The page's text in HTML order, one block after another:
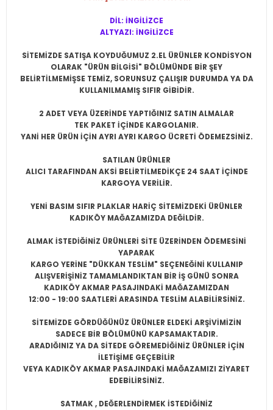
DİL: İNGİLİZCE
ALTYAZI: İNGİLİZCE
SİTEMİZDE SATIŞA KOYDUĞUMUZ 2.EL ÜRÜNLER KONDİSYON
OLARAK "ÜRÜN BİLGİSİ" BÖLÜMÜNDE BİR ŞEY
BELİRTİLMEMİŞSE TEMİZ, SORUNSUZ ÇALIŞIR DURUMDA YA DA
KULLANILMAMIŞ SIFIR GİBİDİR.
2 ADET VEYA ÜZERİNDE YAPTIĞINIZ SATIN ALMALAR
TEK PAKET İÇİNDE KARGOLANIR.
YANİ HER ÜRÜN İÇİN AYRI AYRI KARGO ÜCRETİ ÖDEMEZSİNİZ.
SATILAN ÜRÜNLER
ALICI TARAFINDAN AKSİ BELİRTİLMEDİKÇE 24 SAAT İÇİNDE
KARGOYA VERİLİR.
YENİ BASIM SIFIR PLAKLAR HARİÇ SİTEMİZDEKİ ÜRÜNLER
KADIKÖY MAĞAZAMIZDA DEĞİLDİR.
ALMAK İSTEDİĞİNİZ ÜRÜNLERİ SİTE ÜZERİNDEN ÖDEMESİNİ
YAPARAK
KARGO YERİNE "DÜKKAN TESLİM" SEÇENEĞİNİ KULLANIP
ALIŞVERİŞİNİZ TAMAMLANDIKTAN BİR İŞ GÜNÜ SONRA
KADIKÖY AKMAR PASAJINDAKİ MAĞAZAMIZDAN
12:00 - 19:00 SAATLERİ ARASINDA TESLİM ALABİLİRSİNİZ.
SİTEMİZDE GÖRDÜĞÜNÜZ ÜRÜNLER ELDEKİ ARŞİVİMİZİN
SADECE BİR BÖLÜMÜNÜ KAPSAMAKTADIR.
ARADIĞINIZ YA DA SİTEDE GÖREMEDİĞİNİZ ÜRÜNLER İÇİN
İLETİŞİME GEÇEBİLİR
VEYA KADIKÖY AKMAR PASAJINDAKİ MAĞAZAMIZI ZİYARET
EDEBİLİRSİNİZ.
SATMAK , DEĞERLENDİRMEK İSTEDİĞİNİZ